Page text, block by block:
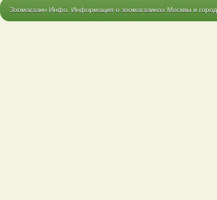
Зоомагазин Инфо. Информация о зоомагазинах Москвы и